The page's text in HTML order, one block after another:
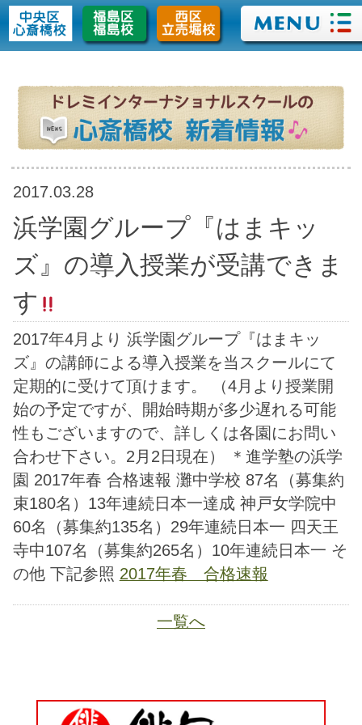
2017.03.28
浜学園グループ『はまキッ
ズ』の導入授業が受講できま
す
2017年4月より 浜学園グループ『はまキッ
ズ』の講師による導入授業を当スクールにて
定期的に受けて頂けます。 （4月より授業開
始の予定ですが、開始時期が多少遅れる可能
性もございますので、詳しくは各園にお問い
合わせ下さい。2月2日現在） ＊進学塾の浜学
園 2017年春 合格速報 灘中学校 87名（募集約
束180名）13年連続日本一達成 神戸女学院中
60名（募集約135名）29年連続日本一 四天王
寺中107名（募集約265名）10年連続日本一 そ
の他 下記参照2017年春 合格速報
一覧へ
ページトップ